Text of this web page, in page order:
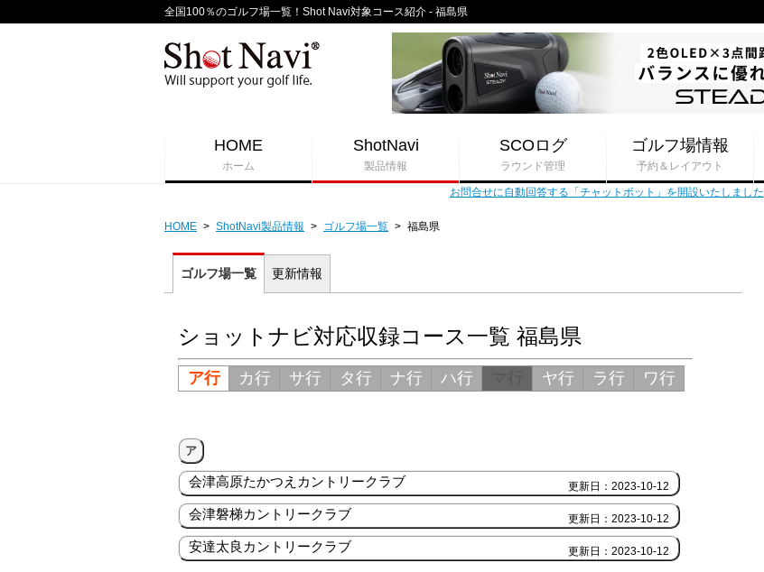
全国100％のゴルフ場一覧！Shot Navi対象コース紹介 - 福島県
HOME
ホーム
ShotNavi
製品情報
SCOログ
ラウンド管理
ゴルフ場情報
予約＆レイアウト
お問合せに自動回答する「チャットボット」を開設いたしました
HOME > ShotNavi製品情報 > ゴルフ場一覧 > 福島県
ゴルフ場一覧 更新情報
ショットナビ対応収録コース一覧 福島県
ア行 カ行 サ行 タ行 ナ行 ハ行 ヤ行 ラ行 ワ行
ア
会津高原たかつえカントリークラブ 更新日：2023-10-12
会津磐梯カントリークラブ 更新日：2023-10-12
安達太良カントリークラブ 更新日：2023-10-12